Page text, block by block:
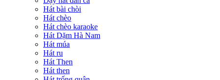
Hát bài chòi
Hát chèo
Hát chèo karaoke
Hát Dặm Hà Nam
Hát múa
Hát ru
Hát Then
Hát then